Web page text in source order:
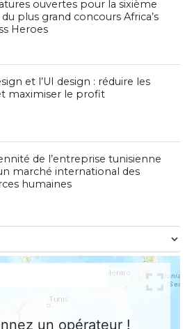
ouvertes pour la sixième
plus grand concours Africa’s
Heroes
et l’UI design : réduire les
maximiser le profit
de l’entreprise tunisienne
marché international des
humaines